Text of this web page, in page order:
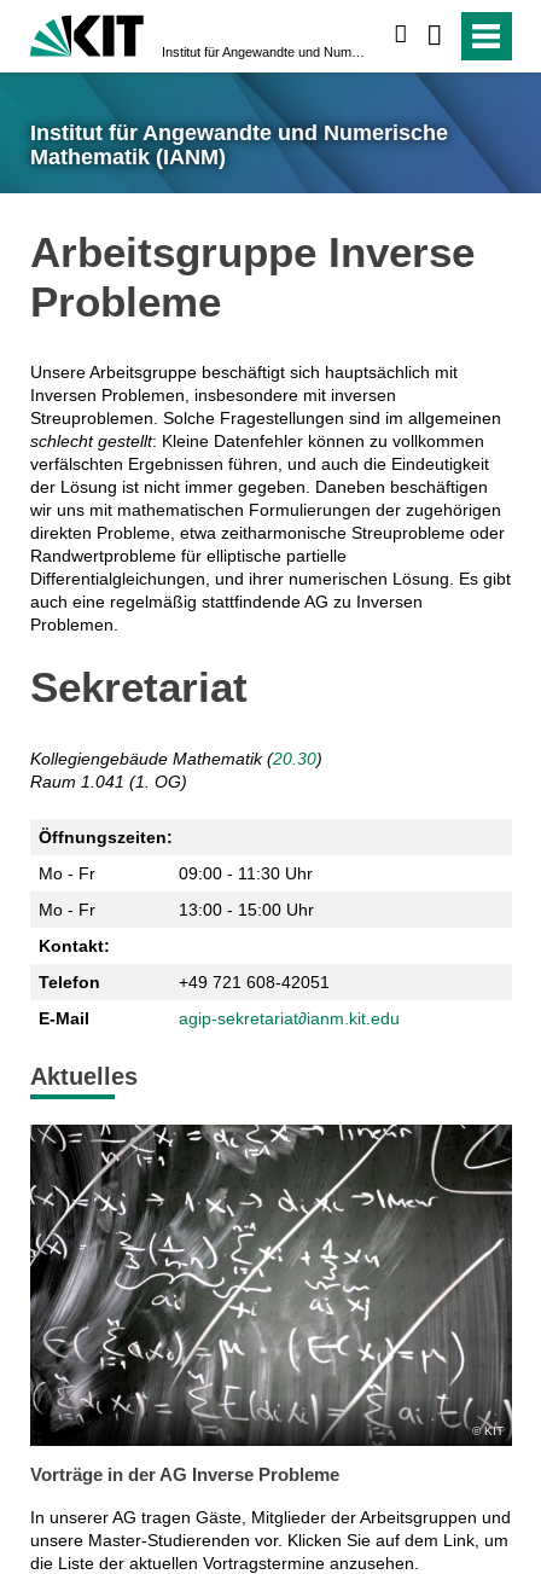
Institut für Angewandte und Numerische
Mathematik (IANM)
Arbeitsgruppe Inverse
Probleme
Unsere Arbeitsgruppe beschäftigt sich hauptsächlich mit
Inversen Problemen, insbesondere mit inversen
Streuproblemen. Solche Fragestellungen sind im allgemeinen
schlecht gestellt: Kleine Datenfehler können zu vollkommen
verfälschten Ergebnissen führen, und auch die Eindeutigkeit
der Lösung ist nicht immer gegeben. Daneben beschäftigen
wir uns mit mathematischen Formulierungen der zugehörigen
direkten Probleme, etwa zeitharmonische Streuprobleme oder
Randwertprobleme für elliptische partielle
Differentialgleichungen, und ihrer numerischen Lösung. Es gibt
auch eine regelmäßig stattfindende AG zu Inversen
Problemen.
Sekretariat
Kollegiengebäude Mathematik (20.30)
Raum 1.041 (1. OG)
Öffnungszeiten:
Mo - Fr
09:00 - 11:30 Uhr
Mo - Fr
13:00 - 15:00 Uhr
Kontakt:
Telefon
+49 721 608-42051
E-Mail
agip-sekretariat∂ianm.kit.edu
Aktuelles
KIT
Vorträge in der AG Inverse Probleme
In unserer AG tragen Gäste, Mitglieder der Arbeitsgruppen und
unsere Master-Studierenden vor. Klicken Sie auf dem Link, um
die Liste der aktuellen Vortragstermine anzusehen.